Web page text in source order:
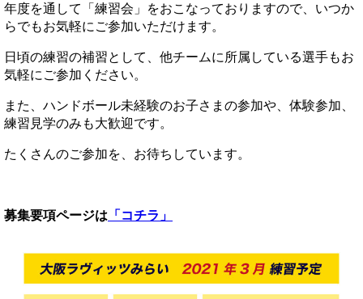
年度を通して「練習会」をおこなっておりますので、いつか
らでもお気軽にご参加いただけます。
日頃の練習の補習として、他チームに所属している選手もお
気軽にご参加ください。
また、ハンドボール未経験のお子さまの参加や、体験参加、
練習見学のみも大歓迎です。
たくさんのご参加を、お待ちしています。
募集要項ページは 「コチラ」